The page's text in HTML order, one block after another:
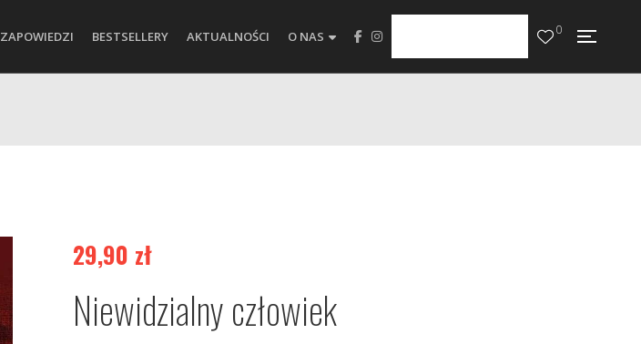
ZAPOWIEDZI BESTSELLERY AKTUALNOŚCI O NAS 0
29,90 zł
Niewidzialny człowiek